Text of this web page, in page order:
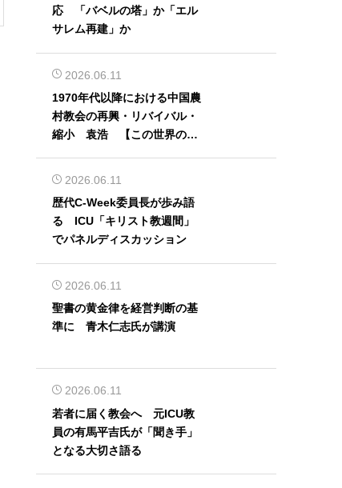
応 「バベルの塔」か「エル
サレム再建」か
2026.06.11
1970年代以降における中国農
村教会の再興・リバイバル・
縮小 袁浩 【この世界の片
2026.06.11
歴代C-Week委員長が歩み語
る ICU「キリスト教週間」
でパネルディスカッション
2026.06.11
聖書の黄金律を経営判断の基
準に 青木仁志氏が講演
2026.06.11
若者に届く教会へ 元ICU教
員の有馬平吉氏が「聞き手」
となる大切さ語る